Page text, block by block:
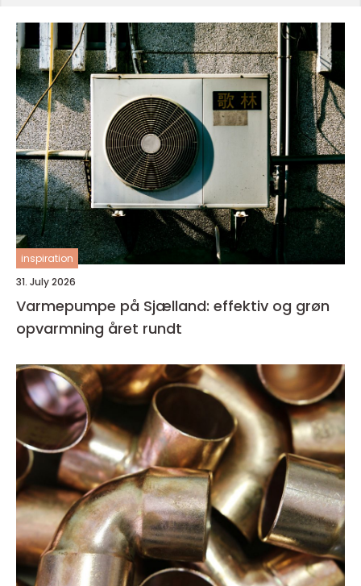
inspiration
31. July 2026
Varmepumpe på Sjælland: effektiv og grøn
opvarmning året rundt